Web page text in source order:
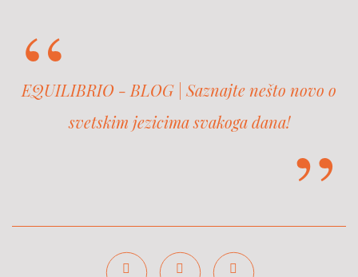
EQUILIBRIO - BLOG | Saznajte nešto novo o
svetskim jezicima svakoga dana!